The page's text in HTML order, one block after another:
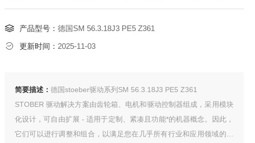
产品型号： 德国SM 56.3.18J3 PE5 Z361
更新时间： 2025-11-03
简要描述： 德国stoeber驱动系列SM 56.3.18J3 PE5 Z361
STOBER 驱动解决方案由齿轮箱、电机和驱动控制器组成，采用模块
化设计，可自由扩展 - 适用于定制、紧凑且功能*的机器概念。因此，
它们可以进行调整和组合，以满足您在几乎所有行业和应用领域的个